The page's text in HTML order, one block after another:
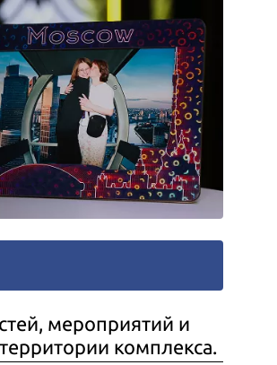
мероприятий и
комплекса.